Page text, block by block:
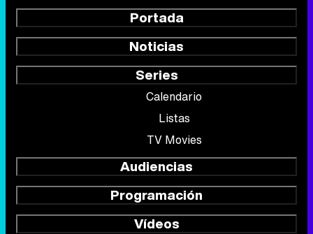
Portada
Noticias
Series
Calendario
Listas
TV Movies
Audiencias
Programación
Vídeos